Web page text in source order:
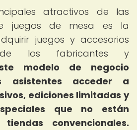
atractivos de las
juegos de mesa es la
juegos y accesorios
de los fabricantes y
modelo de negocio
asistentes acceder a
ediciones limitadas y
que no están
convencionales.